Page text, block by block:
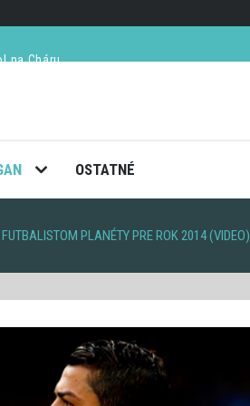
semifinále French Open
OSTATNÉ
PLANÉTY PRE ROK 2014 (VIDEO)